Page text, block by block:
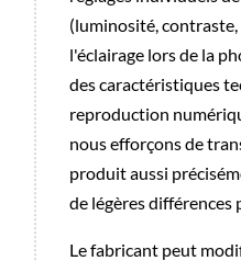
(luminosité,
l'éclairage lors de la
des caractéristiques
reproduction
nous efforçons de
produit aussi
de légères différences
Le fabricant peut